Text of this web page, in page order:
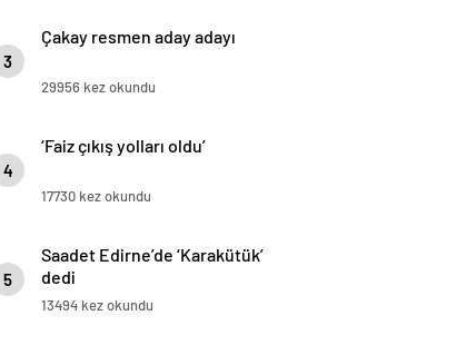
3
Çakay resmen aday adayı
29956 kez okundu
4
‘Faiz çıkış yolları oldu’
17730 kez okundu
5
Saadet Edirne’de ‘Karakütük’
dedi
13494 kez okundu